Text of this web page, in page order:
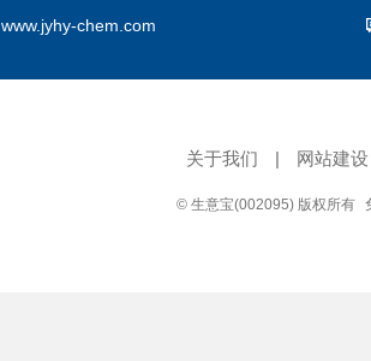
www.jyhy-chem.com
关于我们 | 网站建设
© 生意宝(002095) 版权所有